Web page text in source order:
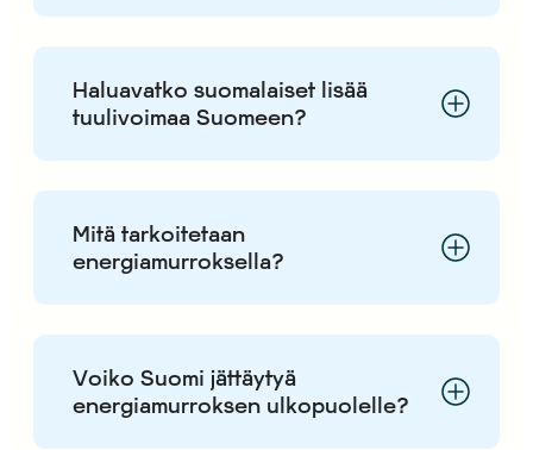
Haluavatko suomalaiset lisää
tuulivoimaa Suomeen?
Mitä tarkoitetaan
energiamurroksella?
Voiko Suomi jättäytyä
energiamurroksen ulkopuolelle?